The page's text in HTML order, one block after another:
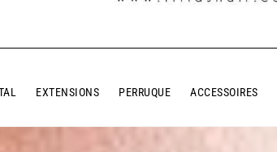
EXTENSIONS PERRUQUE ACCESSOIRES